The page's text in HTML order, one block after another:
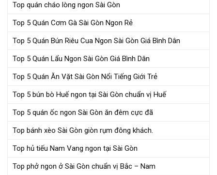
Top quán cháo lòng ngon Sài Gòn
Top 5 Quán Cơm Gà Sài Gòn Ngon Rẻ
Top 5 Quán Bún Riêu Cua Ngon Sài Gòn Giá Bình Dân
Top 5 Quán Lẩu Ngon Sài Gòn Giá Bình Dân
Top 5 Quán Ăn Vặt Sài Gòn Nổi Tiếng Giới Trẻ
Top 5 bún bò Huế ngon tại Sài Gòn chuẩn vị Huế
Top 5 quán ốc ngon Sài Gòn ăn đêm cực đã
Top bánh xèo Sài Gòn giòn rụm đông khách.
Top hủ tiếu Nam Vang ngon tại Sài Gòn
Top phở ngon ở Sài Gòn chuẩn vị Bắc – Nam